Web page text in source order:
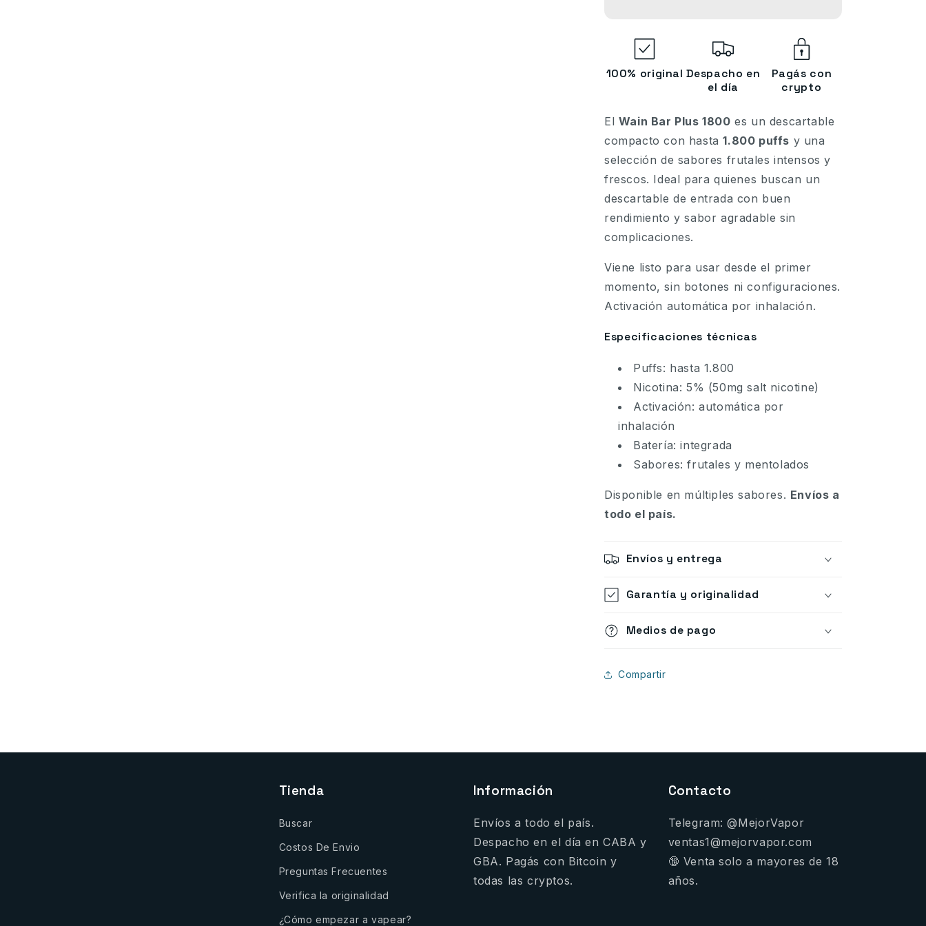
Pufs
100% original Despacho en
el día
Pagás con
crypto
El Wain Bar Plus 1800 es un descartable
compacto con hasta1.800 puffs y una
selección de sabores frutales intensos y
frescos. Ideal para quienes buscan un
descartable de entrada con buen
rendimiento y sabor agradable sin
complicaciones.
Viene listo para usar desde el primer
momento, sin botones ni configuraciones.
Activación automática por inhalación.
Especificaciones técnicas
Puffs: hasta 1.800
Nicotina: 5% (50mg salt nicotine)
Activación: automática por
inhalación
Batería: integrada
Sabores: frutales y mentolados
Disponible en múltiples sabores. Envíos a
todo el país.
Envíos y entrega
Garantía y originalidad
Medios de pago
Compartir
Tienda
Buscar
Costos De Envio
Preguntas Frecuentes
Verifica la originalidad
¿Cómo empezar a vapear?
Información
Envíos a todo el país.
Despacho en el día en CABA y
GBA. Pagás con Bitcoin y
todas las cryptos.
Contacto
Telegram: @MejorVapor
ventas1@mejorvapor.com
🔞 Venta solo a mayores de 18
años.